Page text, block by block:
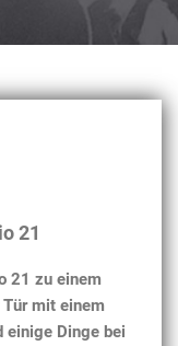
21
21 zu einem
mit einem
einige Dinge bei